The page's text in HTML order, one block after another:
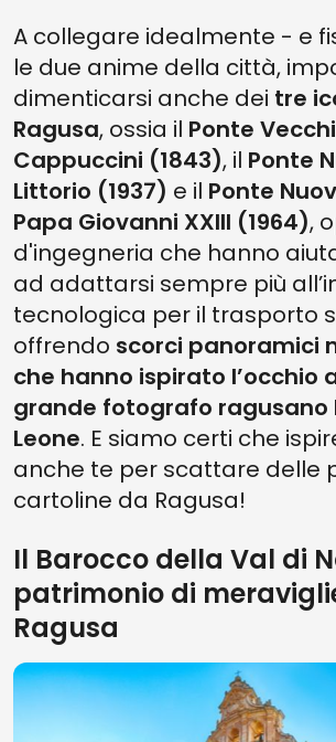
A collegare idealmente - e
le due anime della città,
dimenticarsi anche dei tre
Ragusa, ossia il Ponte
Cappuccini (1843), il Ponte
Littorio (1937) e il Ponte
Papa Giovanni XXIII (1964),
d'ingegneria che hanno
ad adattarsi sempre più
tecnologica per il trasporto
offrendo scorci panoramici
che hanno ispirato l’occhio
grande fotografo ragusano
Leone. E siamo certi che
anche te per scattare delle
cartoline da Ragusa!
Il Barocco della Val di
patrimonio di
Ragusa